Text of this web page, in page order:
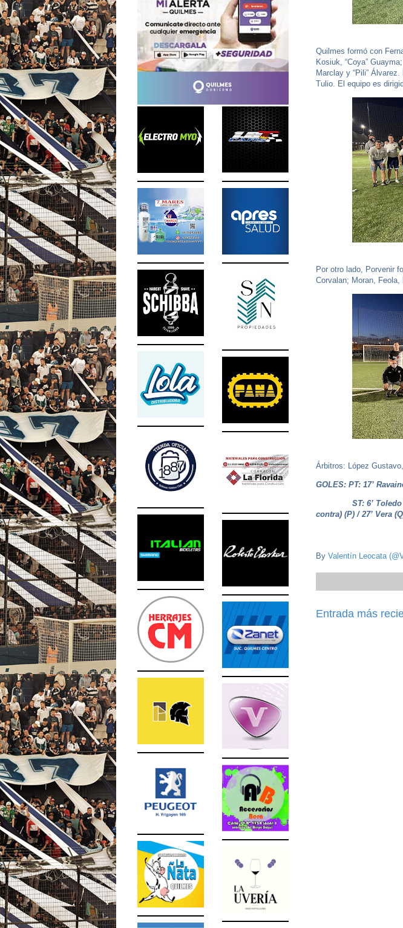
Quilmes formó con
Kosiuk, “Coya”
Marclay y “Pili”
Tulio. El equipo es
Por otro lado, Porvenir
Corvalan; Moran,
Árbitros: López
GOLES: PT: 17’
ST: 6’ Toledo (Q) /
contra) (P) / 27’ Vera
By Valentín Leocata
Entrada más